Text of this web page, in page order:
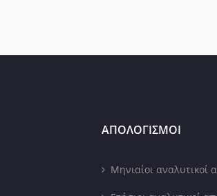
ΑΠΟΛΟΓΙΣΜΟΙ
Μηνιαίοι αναλυτικοί